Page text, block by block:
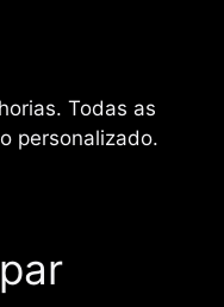
Todas as
personalizado.